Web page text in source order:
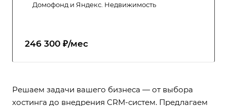
Домофонд и Яндекс. Недвижимость
246 300 ₽/мес
Решаем задачи вашего бизнеса — от выбора
хостинга до внедрения CRM-систем. Предлагаем